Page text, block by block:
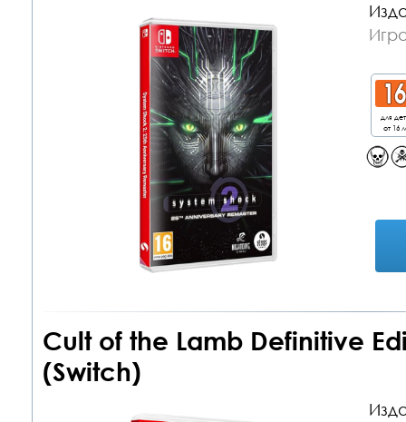
для
от 16
Cult of the Lamb Definitive
(Switch)